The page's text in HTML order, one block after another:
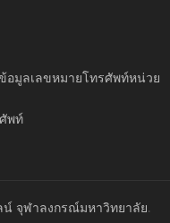
อมูลเลขหมายโทรศัพท์หน่วย
พท์
จุฬาลงกรณ์มหาวิทยาลัย.